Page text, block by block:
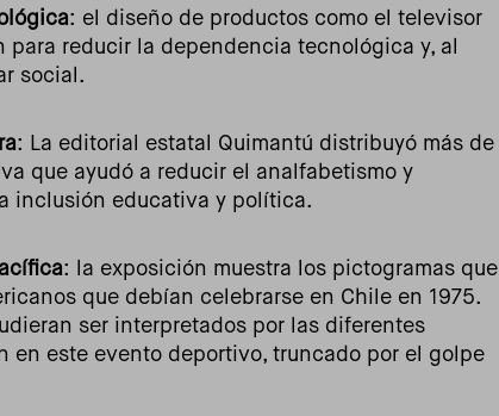
: el diseño de productos como el televisor
para reducir la dependencia tecnológica y, al
social.
: La editorial estatal Quimantú distribuyó más de
que ayudó a reducir el analfabetismo y
inclusión educativa y política.
: la exposición muestra los pictogramas que
que debían celebrarse en Chile en 1975.
ser interpretados por las diferentes
en este evento deportivo, truncado por el golpe